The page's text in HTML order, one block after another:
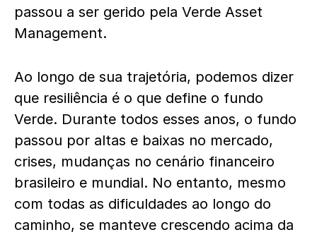
passou a ser gerido pela Verde Asset
Management.
Ao longo de sua trajetória, podemos dizer
que resiliência é o que define o fundo
Verde. Durante todos esses anos, o fundo
passou por altas e baixas no mercado,
crises, mudanças no cenário financeiro
brasileiro e mundial. No entanto, mesmo
com todas as dificuldades ao longo do
caminho, se manteve crescendo acima da